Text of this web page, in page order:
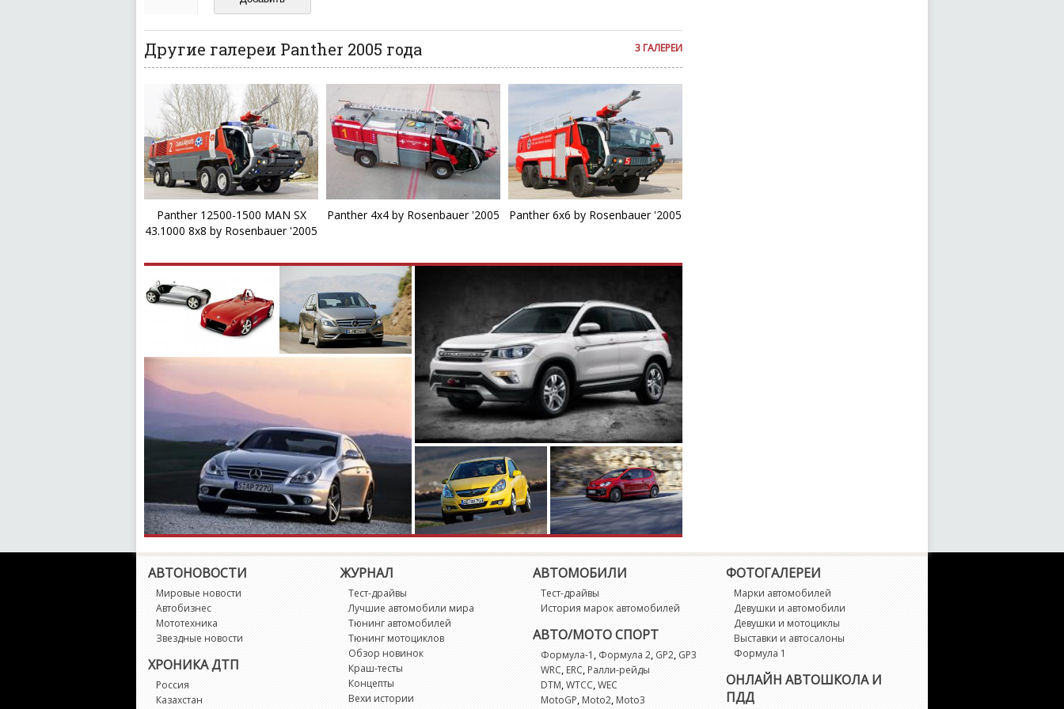
ваш отзыв может появиться на сайте с некоторым опозданием.
3 ГАЛЕРЕИ
Другие галереи Panther 2005 года
Panther 12500-1500 MAN SX
43.1000 8x8 by Rosenbauer '2005
Panther 4x4 by Rosenbauer '2005 Panther 6x6 by Rosenbauer '2005
АВТОНОВОСТИ
Мировые новости
Автобизнес
Мототехника
Звездные новости
ХРОНИКА ДТП
Россия
Казахстан
ЖУРНАЛ
Тест-драйвы
Лучшие автомобили мира
Тюнинг автомобилей
Тюнинг мотоциклов
Обзор новинок
Краш-тесты
Концепты
Вехи истории
АВТОМОБИЛИ
Тест-драйвы
История марок автомобилей
АВТО/МОТО СПОРТ
Формула-1 , Формула 2, GP2, GP3
WRC,ERC,Ралли-рейды
DTM,WTCC,WEC
MotoGP,Moto2,Moto3
ФОТОГАЛЕРЕИ
Марки автомобилей
Девушки и автомобили
Девушки и мотоциклы
Выставки и автосалоны
Формула 1
ОНЛАЙН АВТОШКОЛА И
ПДД